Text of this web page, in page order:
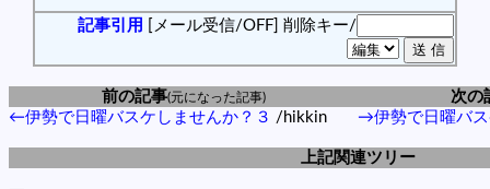
記事引用 [メール受信/OFF] 削除キー/
前の記事(元になった記事)
次の
←伊勢で日曜バスケしませんか？３ /hikkin →伊勢で日曜バ
上記関連ツリー